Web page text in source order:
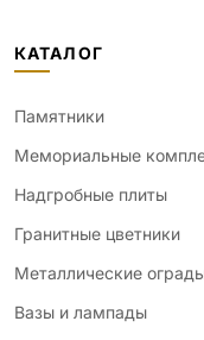
КАТАЛОГ
Памятники
Мемориальные
Надгробные плиты
Гранитные цветники
Металлические
Вазы и лампады